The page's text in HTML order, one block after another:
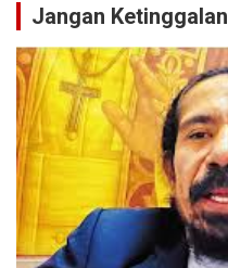
Jangan Ketinggalan